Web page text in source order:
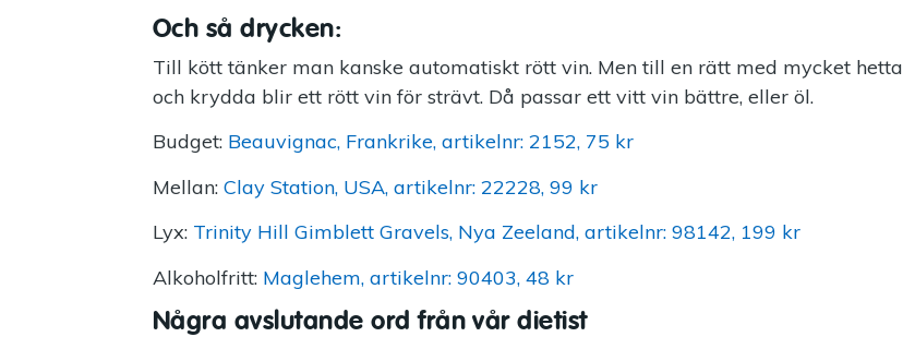
Och så drycken:
Till kött tänker man kanske automatiskt rött vin. Men till en rätt med mycket hetta
och krydda blir ett rött vin för strävt. Då passar ett vitt vin bättre, eller öl.
Budget: Beauvignac, Frankrike, artikelnr: 2152, 75 kr
Mellan: Clay Station, USA, artikelnr: 22228, 99 kr
Lyx: Trinity Hill Gimblett Gravels, Nya Zeeland, artikelnr: 98142, 199 kr
Alkoholfritt: Maglehem, artikelnr: 90403, 48 kr
Några avslutande ord från vår dietist